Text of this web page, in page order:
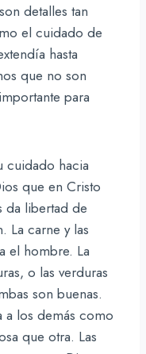
detalles tan
el cuidado de
hasta
que no son
para
cuidado hacia
que en Cristo
da libertad de
La carne y las
el hombre. La
o las verduras
son buenas.
los demás como
que otra. Las